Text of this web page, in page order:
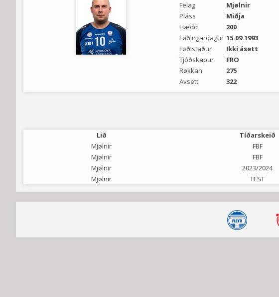
Felag
Mjølnir
Pláss
Miðja
Hædd
200
Føðingardagur 15.09.1993
Føðistaður
Ikki ásett
Tjóðskapur
FRO
Røkkan
275
Avsett
322
Lið Tíðarskeið
Mjølnir
FBF
Mjølnir
FBF
Mjølnir
2023/2024
Mjølnir
TEST